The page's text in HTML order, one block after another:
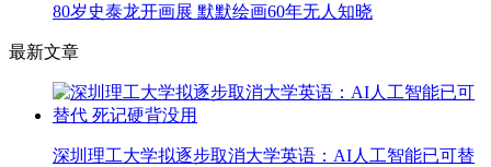
80岁史泰龙开画展 默默绘画60年无人知晓
最新文章
深圳理工大学拟逐步取消大学英语：AI人工智能已可替